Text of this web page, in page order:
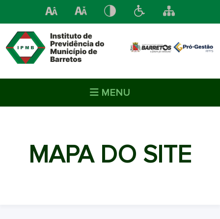
MENU
MAPA DO SITE